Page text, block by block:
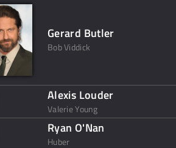
Gerard Butler
Bob Viddick
Alexis Louder
Valerie Young
Ryan O'Nan
Huber